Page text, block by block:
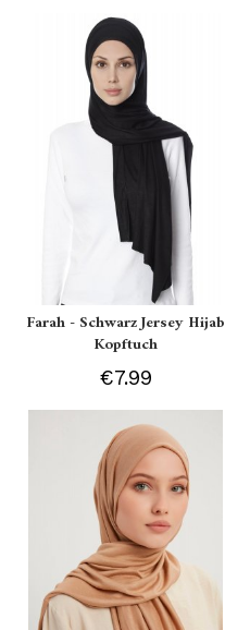
Farah - Schwarz Jersey Hijab
Kopftuch
€7.99